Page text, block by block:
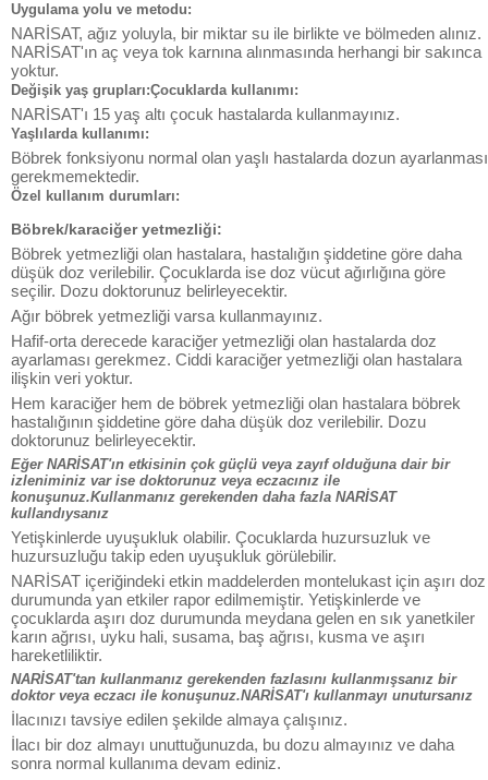
Uygulama yolu ve metodu:
NARİSAT, ağız yoluyla, bir miktar su ile birlikte ve bölmeden alınız.
NARİSAT'ın aç veya tok karnına alınmasında herhangi bir sakınca
yoktur.
Değişik yaş grupları:Çocuklarda kullanımı:
NARİSAT'ı 15 yaş altı çocuk hastalarda kullanmayınız.
Yaşlılarda kullanımı:
Böbrek fonksiyonu normal olan yaşlı hastalarda dozun ayarlanması
gerekmemektedir.
Özel kullanım durumları:
Böbrek/karaciğer yetmezliği:
Böbrek yetmezliği olan hastalara, hastalığın şiddetine göre daha
düşük doz verilebilir. Çocuklarda ise doz vücut ağırlığına göre
seçilir. Dozu doktorunuz belirleyecektir.
Ağır böbrek yetmezliği varsa kullanmayınız.
Hafif-orta derecede karaciğer yetmezliği olan hastalarda doz
ayarlaması gerekmez. Ciddi karaciğer yetmezliği olan hastalara
ilişkin veri yoktur.
Hem karaciğer hem de böbrek yetmezliği olan hastalara böbrek
hastalığının şiddetine göre daha düşük doz verilebilir. Dozu
doktorunuz belirleyecektir.
Eğer NARİSAT'ın etkisinin çok güçlü veya zayıf olduğuna dair bir
izleniminiz var ise doktorunuz veya eczacınız ile
konuşunuz.Kullanmanız gerekenden daha fazla NARİSAT
kullandıysanız
Yetişkinlerde uyuşukluk olabilir. Çocuklarda huzursuzluk ve
huzursuzluğu takip eden uyuşukluk görülebilir.
NARİSAT içeriğindeki etkin maddelerden montelukast için aşırı doz
durumunda yan etkiler rapor edilmemiştir. Yetişkinlerde ve
çocuklarda aşırı doz durumunda meydana gelen en sık yanetkiler
karın ağrısı, uyku hali, susama, baş ağrısı, kusma ve aşırı
hareketliliktir.
NARİSAT'tan kullanmanız gerekenden fazlasını kullanmışsanız bir
doktor veya eczacı ile konuşunuz.NARİSAT'ı kullanmayı unutursanız
İlacınızı tavsiye edilen şekilde almaya çalışınız.
İlacı bir doz almayı unuttuğunuzda, bu dozu almayınız ve daha
sonra normal kullanıma devam ediniz.